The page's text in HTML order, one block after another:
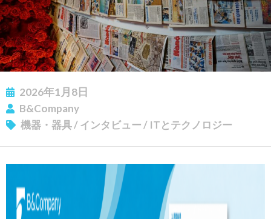
2026年1月8日
B&Company
機器・器具/インタビュー/ ITとテクノロジー
ニュースレターを購読する